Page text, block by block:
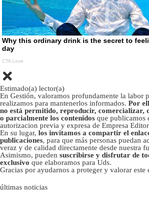
Estimado(a) lector(a)
En Gestión, valoramos profundamente la labor
realizamos para mantenerlos informados. Por
no está permitido, reproducir, comercializar,
o parcialmente los contenidos que publicamos
autorizacion previa y expresa de Empresa
En su lugar, los invitamos a compartir el
publicaciones, para que más personas puedan
veraz y de calidad directamente desde nuestra
Asimismo, pueden suscribirse y disfrutar de
exclusivo que elaboramos para Uds.
Gracias por ayudarnos a proteger y valorar este
últimas noticias